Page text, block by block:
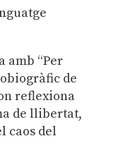
amb “Per
de
reflexiona
de llibertat,
caos del